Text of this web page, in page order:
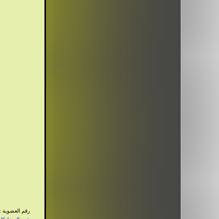
رقم العضوية :